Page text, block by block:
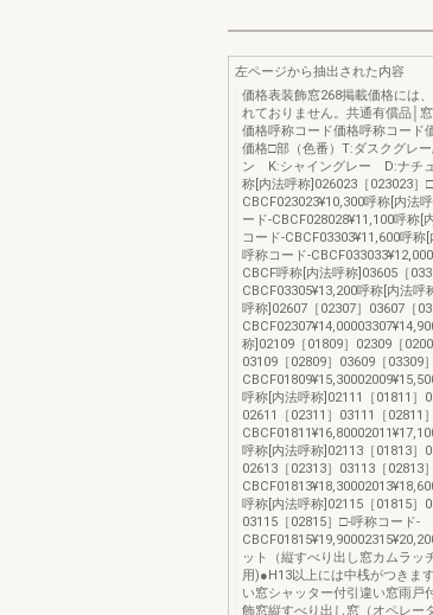
左ページから抽出された内容
価格表装飾窓268掲載価格には
れておりません。共通有償品│
価格呼称コード価格呼称コード
価格□部（色番）T:ダスクグレ
ン K:シャイングレー D:ナチ
称[内法呼称]026023［023023］
CBCF023023¥10,300呼称[内法
ード-CBCF028028¥11,100呼称[
コード-CBCF03303¥11,600呼
呼称コード-
CBCF呼称[内法呼称]03605［
CBCF03305¥13,200呼称[内法
呼称]02607［02307］03607［
称]02109［01809］02309［
03109［02809］03609［03309
呼称[内法呼称]02111［01811］
02611［02311］03111［02811
呼称[内法呼称]02113［01813］
02613［02313］03113［02813
呼称[内法呼称]02115［01815］
03115［02815］□-呼称コード-
ット（縦すべり出し窓カムラッ
用)●H13以上には中桟がつきま
い窓シャッター付引違い窓雨戸
飾窓縦すべり出し窓（オペレー